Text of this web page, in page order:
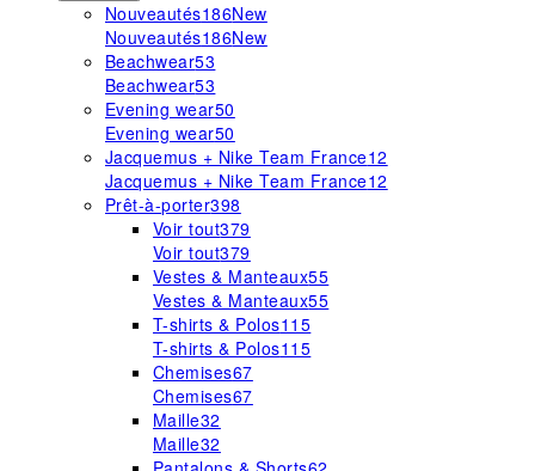
Nouveautés186New
Nouveautés186New
Beachwear53
Beachwear53
Evening wear50
Evening wear50
Jacquemus + Nike Team France12
Jacquemus + Nike Team France12
Prêt-à-porter398
Voir tout379
Voir tout379
Vestes & Manteaux55
Vestes & Manteaux55
T-shirts & Polos115
T-shirts & Polos115
Chemises67
Chemises67
Maille32
Maille32